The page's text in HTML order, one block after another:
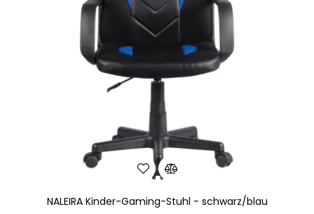
NALEIRA Kinder-Gaming-Stuhl - schwarz/blau